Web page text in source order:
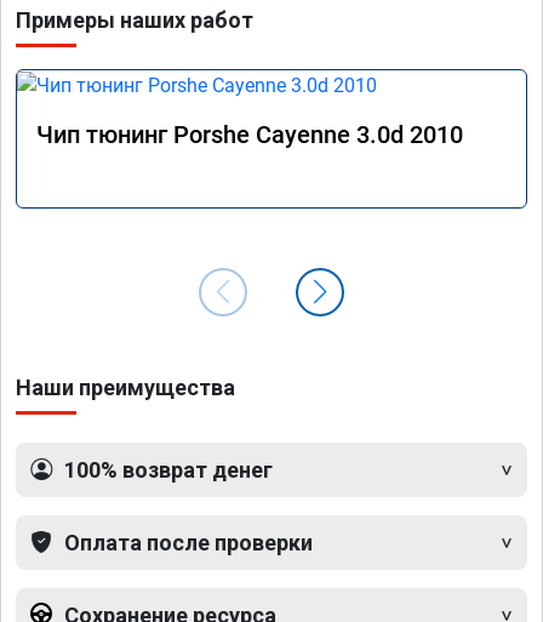
Примеры наших работ
Чип тюнинг Porshe Cayenne 3.0d 2010
Наши преимущества
100% возврат денег
Оплата после проверки
Сохранение ресурса